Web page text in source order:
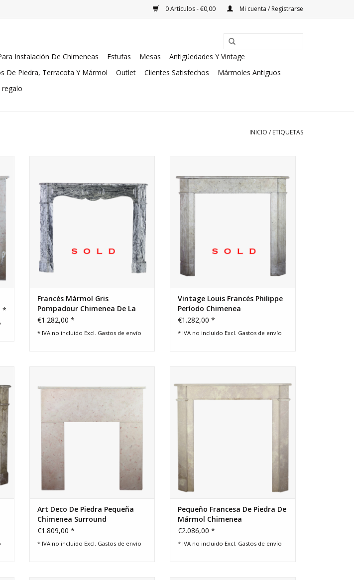
0 Artículos - €0,00 Mi cuenta / Registrarse
Instalación De Chimeneas Estufas Mesas
Antigüedades Y Vintage
De Piedra, Terracota Y Mármol Outlet Clientes Satisfechos
Mármoles Antiguos
INICIO / ETIQUETAS
*
francés copete chimenea.
Francés Mármol Gris
Pompadour Chimenea De La
Vendimia
€1.282,00 *
* IVA no incluido Excl. Gastos de envío
toque rústico y país.
Vintage Louis Francés Philippe
Período Chimenea
€1.282,00 *
* IVA no incluido Excl. Gastos de envío
Art Deco De Piedra Pequeña
Chimenea Surround
€1.809,00 *
* IVA no incluido Excl. Gastos de envío
AÑADIR A LA CESTA
Pequeño Francesa De Piedra De
Mármol Chimenea
€2.086,00 *
* IVA no incluido Excl. Gastos de envío